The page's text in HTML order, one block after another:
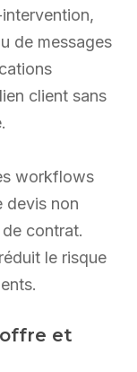
de messages
client sans
workflows
devis non
contrat.
le risque
et